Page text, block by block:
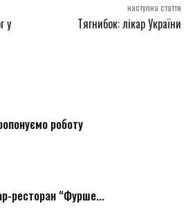
у
наступна стаття
Тягнибок: лікар України
роботу
ресторан “Фурше...